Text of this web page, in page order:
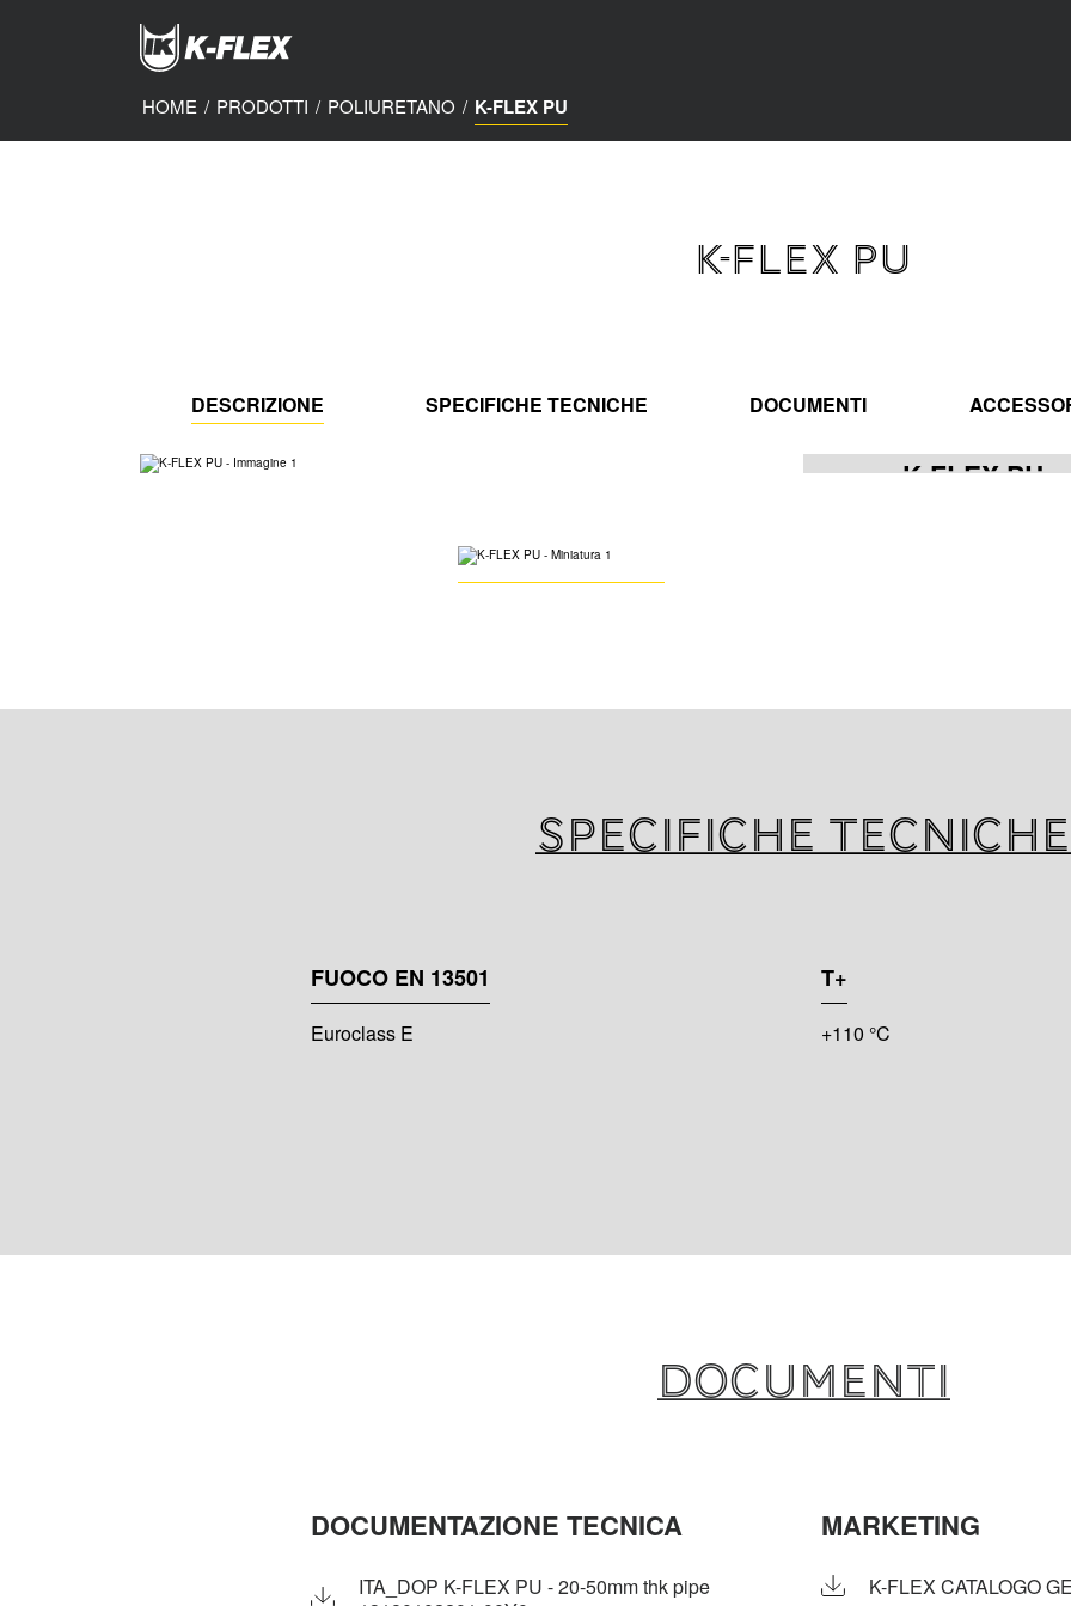
HOME / PRODOTTI / POLIURETANO / K-FLEX PU
K-FLEX PU
DESCRIZIONE SPECIFICHE TECNICHE DOCUMENTI
K-FLEX PU
volume e peso
Specifiche tecniche
FUOCO EN 13501
Euroclass E
T+
+110 °C
Documenti
DOCUMENTAZIONE TECNICA
ITA_DOP K-FLEX PU - 20-50mm thk pipe
MARKETING
K-FLEX CATALOGO